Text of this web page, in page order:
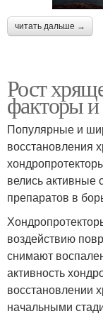
читать дальше →
Рост
факторы
Популярные и
восстановления
велись активные
препаратов в
воздействию
снимают
активность
восстановлении
начальными